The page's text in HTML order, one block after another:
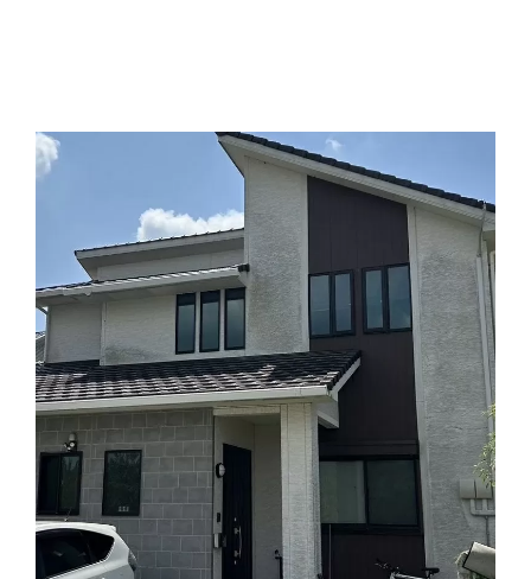
ホーム
事業事例
スタッフ紹介
会社情報